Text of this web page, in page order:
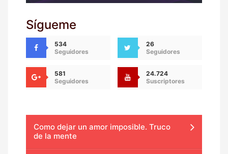
Sígueme
534
Seguidores
26
Seguidores
581
Seguidores
24.724
Suscriptores
Como dejar un amor imposible. Truco
de la mente